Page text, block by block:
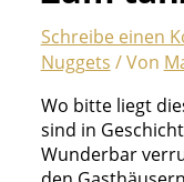
Schreibe einen
Nuggets / Von
Wo bitte liegt
sind in
Wunderbar